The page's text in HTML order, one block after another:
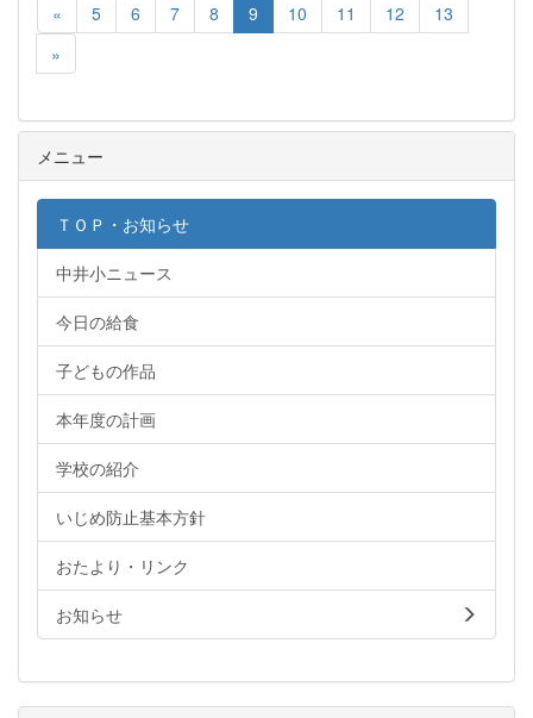
« 5 6 7 8 9 10 11 12
13
»
メニュー
ＴＯＰ・お知らせ
中井小ニュース
今日の給食
子どもの作品
本年度の計画
学校の紹介
いじめ防止基本方針
おたより・リンク
お知らせ